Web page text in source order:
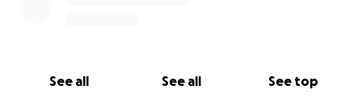
See all See all See top